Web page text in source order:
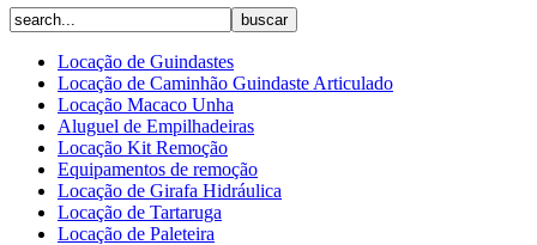
Locação de Guindastes
Locação de Caminhão Guindaste Articulado
Locação Macaco Unha
Aluguel de Empilhadeiras
Locação Kit Remoção
Equipamentos de remoção
Locação de Girafa Hidráulica
Locação de Tartaruga
Locação de Paleteira